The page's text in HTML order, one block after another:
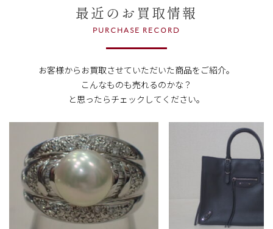
最近のお買取情報
PURCHASE RECORD
お客様からお買取させていただいた商品をご紹介。
こんなものも売れるのかな？
と思ったらチェックしてください。